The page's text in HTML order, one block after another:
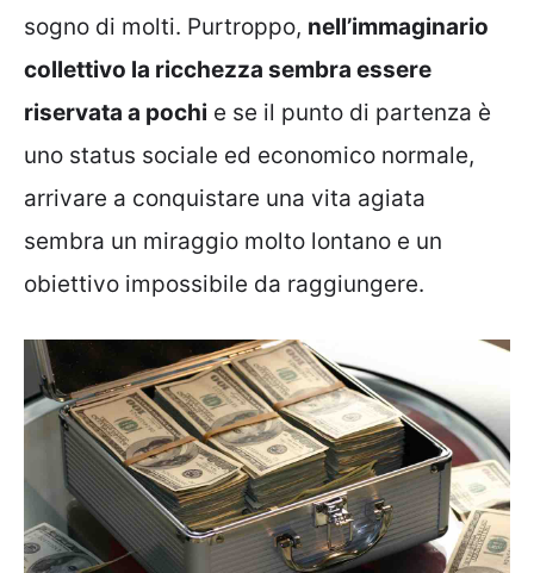
sogno di molti. Purtroppo, nell’immaginario
collettivo la ricchezza sembra essere
riservata a pochi e se il punto di partenza è
uno status sociale ed economico normale,
arrivare a conquistare una vita agiata
sembra un miraggio molto lontano e un
obiettivo impossibile da raggiungere.